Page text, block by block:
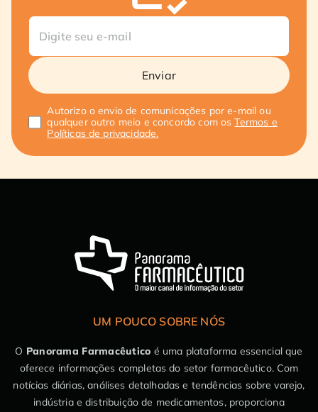
Enviar
Autorizo o envio de comunicações por e-mail ou
qualquer outro meio e concordo com osTermos e
Políticas de privacidade.
UM POUCO SOBRE NÓS
O Panorama Farmacêutico é uma plataforma essencial que
oferece informações completas do setor farmacêutico. Com
notícias diárias, análises detalhadas e tendências sobre varejo,
indústria e distribuição de medicamentos, proporciona